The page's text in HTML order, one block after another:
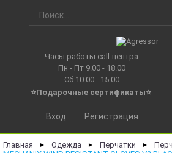
Часы работы call-центра
Пн - Пт 9.00 - 18.00
Сб 10.00 - 15.00
⭐Подарочные сертификаты⭐
Вход Регистрация
Главная ► Одежда ► Перчатки ►